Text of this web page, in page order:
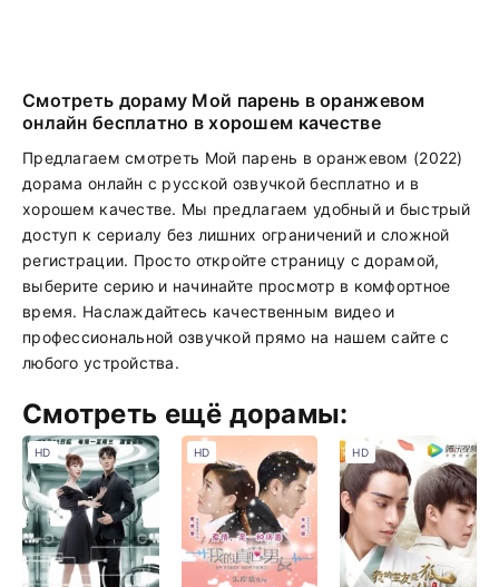
Смотреть дораму Мой парень в оранжевом
онлайн бесплатно в хорошем качестве
Предлагаем смотреть Мой парень в оранжевом (2022)
дорама онлайн с русской озвучкой бесплатно и в
хорошем качестве. Мы предлагаем удобный и быстрый
доступ к сериалу без лишних ограничений и сложной
регистрации. Просто откройте страницу с дорамой,
выберите серию и начинайте просмотр в комфортное
время. Наслаждайтесь качественным видео и
профессиональной озвучкой прямо на нашем сайте с
любого устройства.
Смотреть ещё дорамы:
HD HD HD